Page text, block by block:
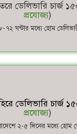
ডেলিভারি চার্জ
প্রযোজ্য)
৭২ ঘন্টার মধ্যে হোম
ডেলিভারি চার্জ
প্রযোজ্য)
২-৫ দিনের মধ্যে হোম